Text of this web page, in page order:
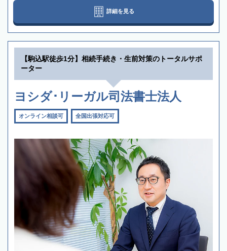
詳細を見る
【駒込駅徒歩1分】相続手続き・生前対策のトータルサポ
ーター
ヨシダ･リーガル司法書士法人
オンライン相談可 全国出張対応可